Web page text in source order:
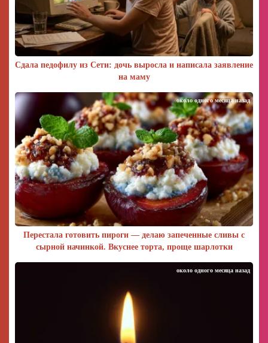
Сдала педофилу из Сети: дочь выросла и написала заявление
на маму
Перестала готовить пироги — делаю запеченные сливы с
сырной начинкой. Вкуснее торта, проще шарлотки
около одного месяца назад
около одного месяца назад